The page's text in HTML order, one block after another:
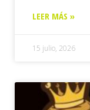
LEER MÁS »
15 julio, 2026